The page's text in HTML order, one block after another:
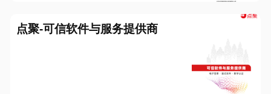
点聚-可信软件与服务提供商